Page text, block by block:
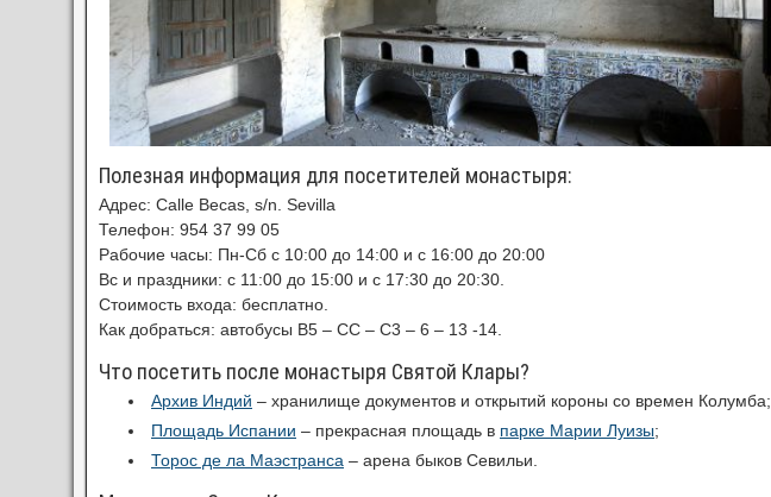
Полезная информация для посетителей монастыря:
Адрес: Calle Becas, s/n. Sevilla
Телефон: 954 37 99 05
Рабочие часы: Пн-Сб с 10:00 до 14:00 и с 16:00 до 20:00
Вс и праздники: с 11:00 до 15:00 и с 17:30 до 20:30.
Стоимость входа: бесплатно.
Как добраться: автобусы B5 – CC – C3 – 6 – 13 -14.
Что посетить после монастыря Святой Клары?
Архив Индий – хранилище документов и открытий короны со времен Колумба;
Площадь Испании – прекрасная площадь в парке Марии Луизы;
Торос де ла Маэстранса – арена быков Севильи.